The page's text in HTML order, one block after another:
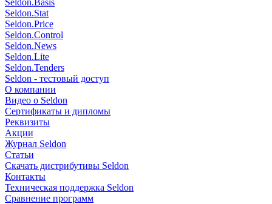
Seldon.Stat
Seldon.Price
Seldon.Control
Seldon.News
Seldon.Lite
Seldon.Tenders
Seldon - тестовый доступ
О компании
Видео о Seldon
Сертификаты и дипломы
Реквизиты
Акции
Журнал Seldon
Статьи
Скачать дистрибутивы Seldon
Контакты
Техническая поддержка Seldon
Сравнение программ